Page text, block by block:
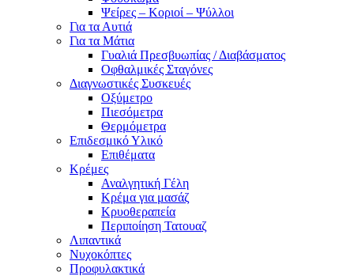
Ψείρες – Κοριοί – Ψύλλοι
Για τα Αυτιά
Για τα Μάτια
Γυαλιά Πρεσβυωπίας / Διαβάσματος
Οφθαλμικές Σταγόνες
Διαγνωστικές Συσκευές
Οξύμετρο
Πιεσόμετρα
Θερμόμετρα
Επιδεσμικό Υλικό
Επιθέματα
Κρέμες
Αναλγητική Γέλη
Κρέμα για μασάζ
Κρυοθεραπεία
Περιποίηση Τατουαζ
Λιπαντικά
Νυχοκόπτες
Προφυλακτικά